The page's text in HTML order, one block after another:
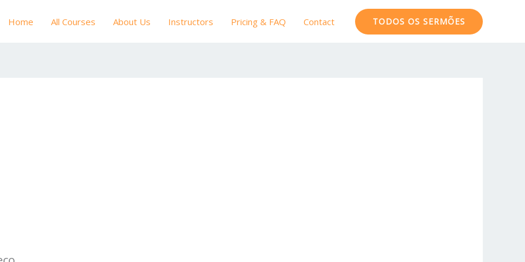
Home All Courses About Us Instructors Pricing & FAQ Contact TODOS OS SERMÕES